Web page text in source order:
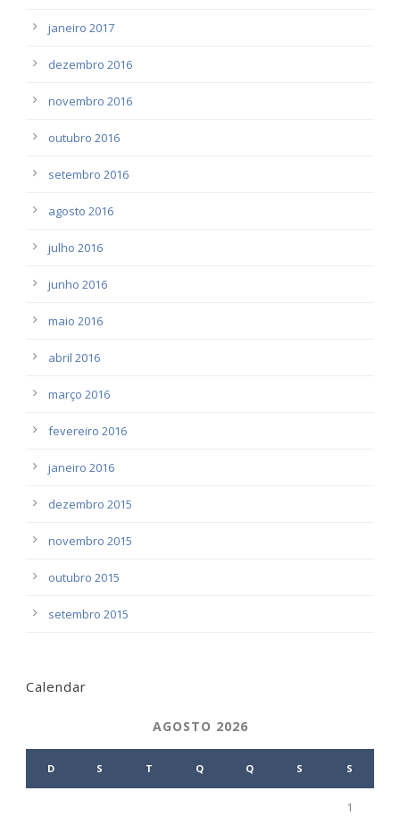
janeiro 2017
dezembro 2016
novembro 2016
outubro 2016
setembro 2016
agosto 2016
julho 2016
junho 2016
maio 2016
abril 2016
março 2016
fevereiro 2016
janeiro 2016
dezembro 2015
novembro 2015
outubro 2015
setembro 2015
Calendar
AGOSTO 2026
D S T Q Q S S
1